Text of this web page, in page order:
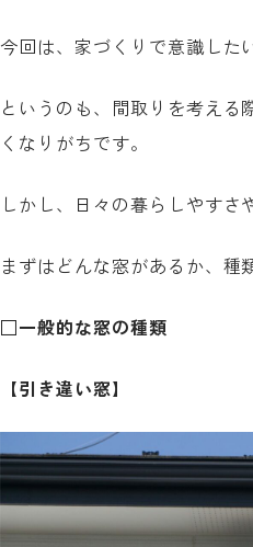
今回は、家づくりで意識した
というのも、間取りを考える
くなりがちです。
しかし、日々の暮らしやすさ
まずはどんな窓があるか、種
□一般的な窓の種類
【引き違い窓】